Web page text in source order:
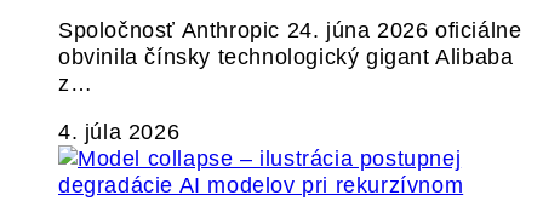
Spoločnosť Anthropic 24. júna 2026 oficiálne
obvinila čínsky technologický gigant Alibaba
z…
4. júla 2026